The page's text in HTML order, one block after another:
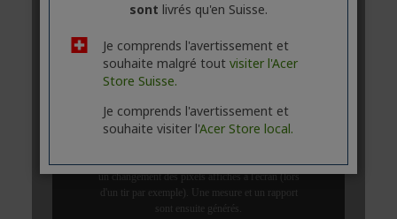
sont livrés qu'en Suisse.
Je comprends l'avertissement et
souhaite malgré tout visiter l'Acer
Store Suisse.
Je comprends l'avertissement et
souhaite visiter l'Acer Store local.